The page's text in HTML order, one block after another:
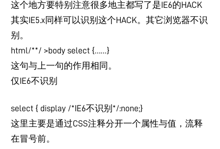
这个地方要特别注意很多地主都写了是IE6的HACK
其实IE5.x同样可以识别这个HACK。其它浏览器不识
别。
html/**/ >body select {……}
这句与上一句的作用相同。
仅IE6不识别
select { display /*IE6不识别*/:none;}
这里主要是通过CSS注释分开一个属性与值，流释
在冒号前。